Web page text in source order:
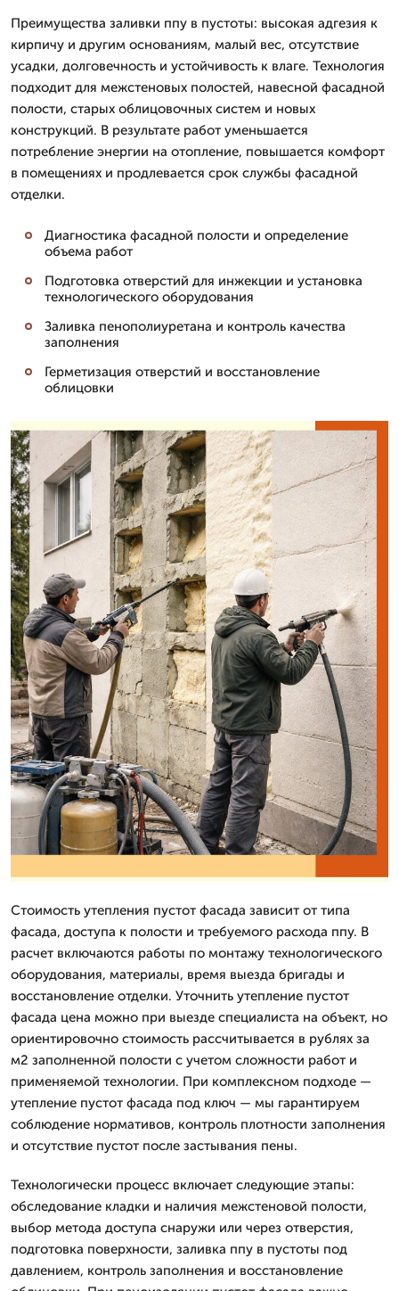
Преимущества заливки ппу в пустоты: высокая адгезия к
кирпичу и другим основаниям, малый вес, отсутствие
усадки, долговечность и устойчивость к влаге. Технология
подходит для межстеновых полостей, навесной фасадной
полости, старых облицовочных систем и новых
конструкций. В результате работ уменьшается
потребление энергии на отопление, повышается комфорт
в помещениях и продлевается срок службы фасадной
отделки.
Диагностика фасадной полости и определение
объема работ
Подготовка отверстий для инжекции и установка
технологического оборудования
Заливка пенополиуретана и контроль качества
заполнения
Герметизация отверстий и восстановление
облицовки
Стоимость утепления пустот фасада зависит от типа
фасада, доступа к полости и требуемого расхода ппу. В
расчет включаются работы по монтажу технологического
оборудования, материалы, время выезда бригады и
восстановление отделки. Уточнить утепление пустот
фасада цена можно при выезде специалиста на объект, но
ориентировочно стоимость рассчитывается в рублях за
м2 заполненной полости с учетом сложности работ и
применяемой технологии. При комплексном подходе —
утепление пустот фасада под ключ — мы гарантируем
соблюдение нормативов, контроль плотности заполнения
и отсутствие пустот после застывания пены.
Технологически процесс включает следующие этапы:
обследование кладки и наличия межстеновой полости,
выбор метода доступа снаружи или через отверстия,
подготовка поверхности, заливка ппу в пустоты под
давлением, контроль заполнения и восстановление